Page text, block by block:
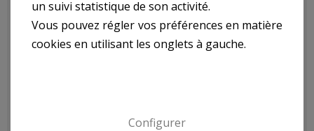
- Torque Max : 24,8 Nm/1250 Rpm
- Capacité Du Réservoir D'Essence : 3,6 L
- Capacité Du Réservoir D'Huile : 0,6 L
un suivi statistique de son activité.
Vous pouvez régler vos préférences en matière
cookies en utilisant les onglets à gauche.
Configurer